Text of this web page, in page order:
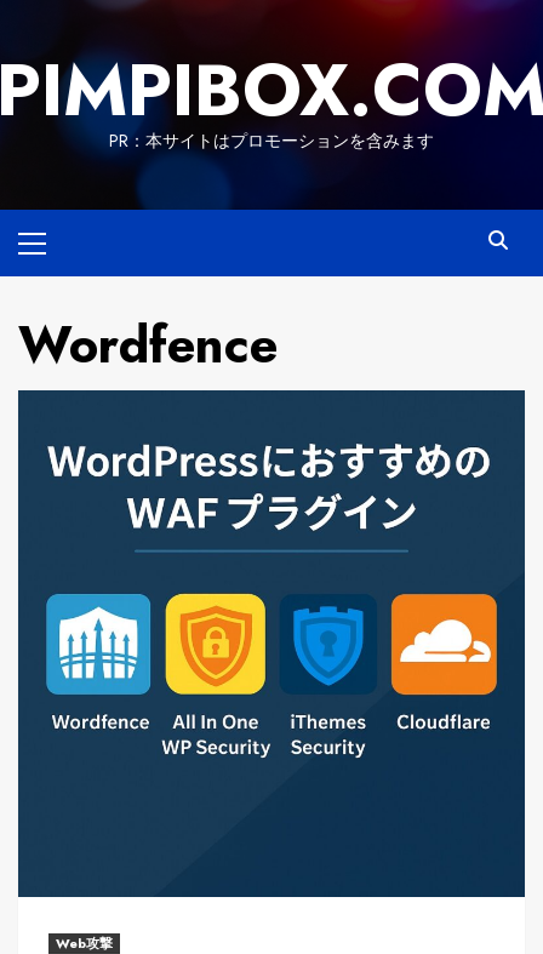
content
PR：本サイトはプロモーションを含みます
Menu
Wordfence
Web攻撃